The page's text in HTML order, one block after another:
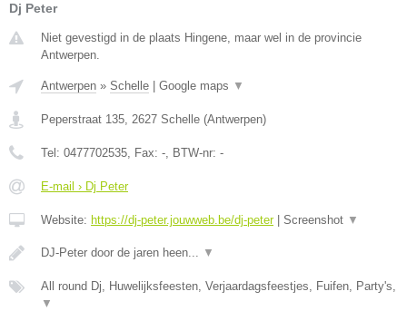
Dj Peter
Niet gevestigd in de plaats Hingene, maar wel in de provincie
Antwerpen.
Antwerpen » Schelle Google maps ▼
Peperstraat 135, 2627 Schelle (Antwerpen)
Tel: 0477702535, Fax: -, BTW-nr: -
E-mail › Dj Peter
Website: https://dj-peter.jouwweb.be/dj-peter| Screenshot ▼
DJ-Peter door de jaren heen... ▼
All round Dj, Huwelijksfeesten, Verjaardagsfeestjes, Fuifen, Party's,
▼